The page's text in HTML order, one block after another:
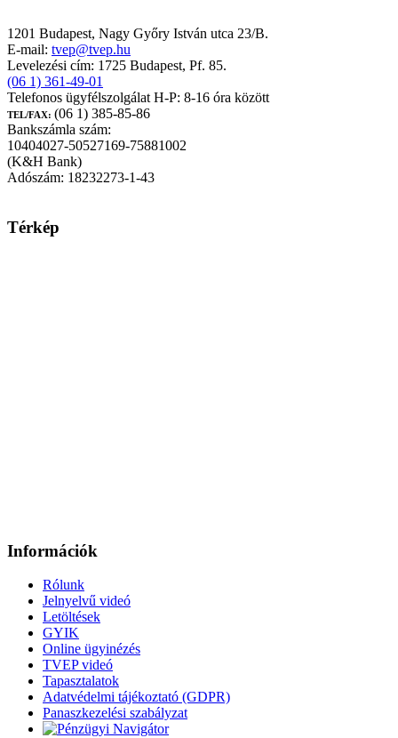
1201 Budapest, Nagy Győry István utca 23/B.
E-mail: tvep@tvep.hu
Levelezési cím: 1725 Budapest, Pf. 85.
(06 1) 361-49-01
Telefonos ügyfélszolgálat H-P: 8-16 óra között
TEL/FAX: (06 1) 385-85-86
Bankszámla szám:
10404027-50527169-75881002
(K&H Bank)
Adószám: 18232273-1-43
Térkép
Információk
Rólunk
Jelnyelvű videó
Letöltések
GYIK
Online ügyinézés
TVEP videó
Tapasztalatok
Adatvédelmi tájékoztató (GDPR)
Panaszkezelési szabályzat